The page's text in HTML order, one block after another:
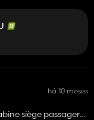
há 10 meses
siège passager